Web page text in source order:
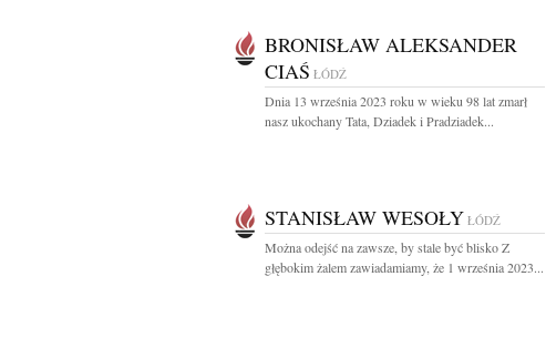
BRONISŁAW ALEKSANDER
CIAŚ ŁÓDŹ
Dnia 13 września 2023 roku w wieku 98 lat zmarł
nasz ukochany Tata, Dziadek i Pradziadek...
STANISŁAW WESOŁY ŁÓDŹ
Można odejść na zawsze, by stale być blisko Z
głębokim żalem zawiadamiamy, że 1 września 2023...